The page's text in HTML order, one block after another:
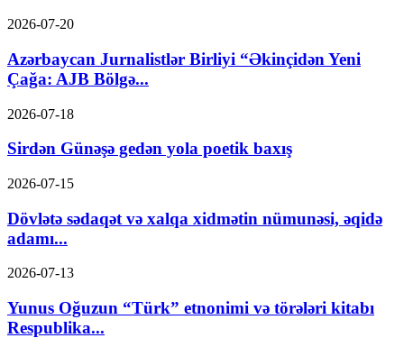
2026-07-20
Azərbaycan Jurnalistlər Birliyi “Əkinçidən Yeni
Çağa: AJB Bölgə...
2026-07-18
Sirdən Günəşə gedən yola poetik baxış
2026-07-15
Dövlətə sədaqət və xalqa xidmətin nümunəsi, əqidə
adamı...
2026-07-13
Yunus Oğuzun “Türk” etnonimi və törələri kitabı
Respublika...